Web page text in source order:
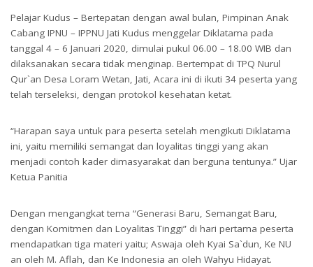
Pelajar Kudus – Bertepatan dengan awal bulan, Pimpinan Anak
Cabang IPNU – IPPNU Jati Kudus menggelar Diklatama pada
tanggal 4 – 6 Januari 2020, dimulai pukul 06.00 – 18.00 WIB dan
dilaksanakan secara tidak menginap. Bertempat di TPQ Nurul
Qur`an Desa Loram Wetan, Jati, Acara ini di ikuti 34 peserta yang
telah terseleksi, dengan protokol kesehatan ketat.
“Harapan saya untuk para peserta setelah mengikuti Diklatama
ini, yaitu memiliki semangat dan loyalitas tinggi yang akan
menjadi contoh kader dimasyarakat dan berguna tentunya.” Ujar
Ketua Panitia
Dengan mengangkat tema “Generasi Baru, Semangat Baru,
dengan Komitmen dan Loyalitas Tinggi” di hari pertama peserta
mendapatkan tiga materi yaitu; Aswaja oleh Kyai Sa`dun, Ke NU
an oleh M. Aflah, dan Ke Indonesia an oleh Wahyu Hidayat.